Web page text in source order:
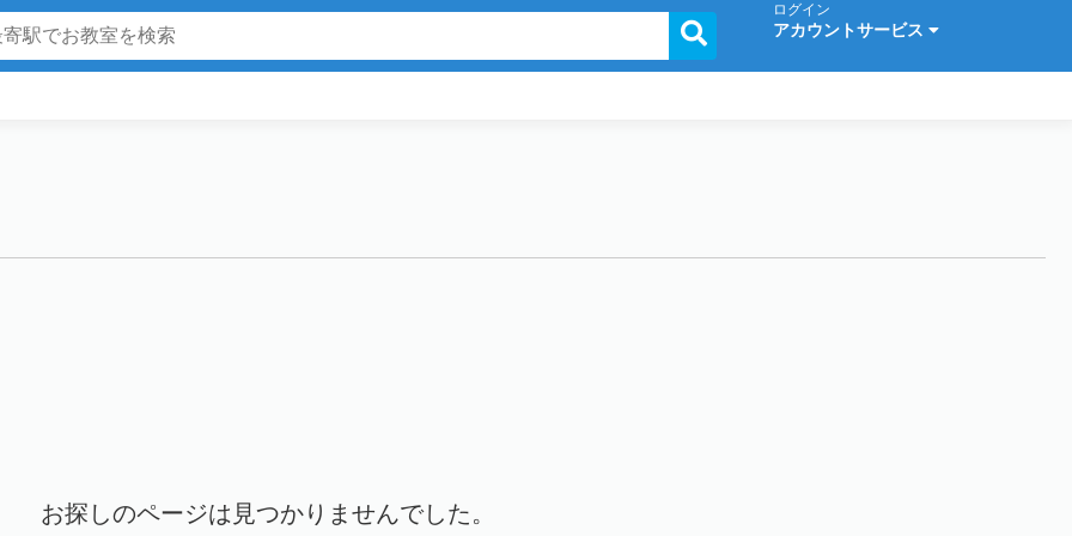
ログイン
アカウントサービス
お探しのページは見つかりませんでした。